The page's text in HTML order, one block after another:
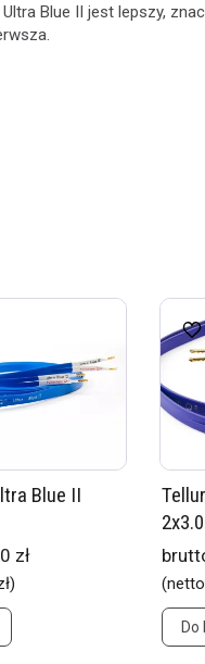
Blue II jest lepszy,
Blue II
zł
)
Do